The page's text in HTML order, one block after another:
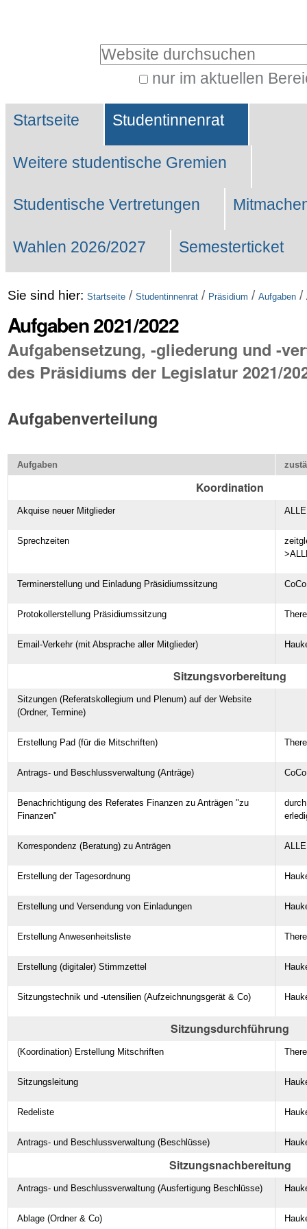
Website durchsuchen
nur im aktuellen
Suche…
Sektionen
Startseite Studentinnenrat
Weitere studentische Gremien
Studentische Vertretungen
Wahlen 2026/2027 Semesterticket
Sie sind hier: Startseite / Studentinnenrat / Präsidium / Aufgaben /
Aufgaben 2021/2022
Aufgabensetzung, -gliederung und -
des Präsidiums der Legislatur 2021/
Aufgabenverteilung
Aufgaben
Koordination
Akquise neuer Mitglieder ALLE
Sprechzeiten
Terminerstellung und Einladung Präsidiumssitzung CoCo
Protokollerstellung Präsidiumssitzung
Email-Verkehr (mit Absprache aller Mitglieder)
Sitzungsvorbereitung
Sitzungen (Referatskollegium und Plenum) auf der Website
(Ordner, Termine)
Erstellung Pad (für die Mitschriften)
Antrags- und Beschlussverwaltung (Anträge)
Benachrichtigung des Referates Finanzen zu Anträgen "zu
Finanzen"
Korrespondenz (Beratung) zu Anträgen ALLE
Erstellung der Tagesordnung
Erstellung und Versendung von Einladungen
Erstellung Anwesenheitsliste
Erstellung (digitaler) Stimmzettel
Sitzungstechnik und -utensilien (Aufzeichnungsgerät & Co)
Sitzungsdurchführung
(Koordination) Erstellung Mitschriften
Sitzungsleitung
Redeliste
Antrags- und Beschlussverwaltung (Beschlüsse)
Sitzungsnachbereitung
Antrags- und Beschlussverwaltung (Ausfertigung Beschlüsse)
Ablage (Ordner & Co)